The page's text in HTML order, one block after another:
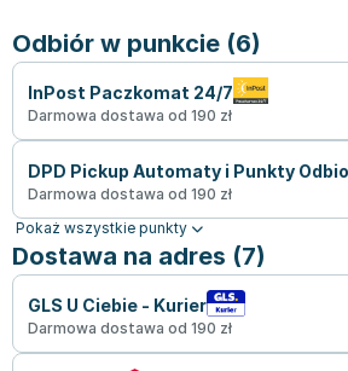
Odbiór w punkcie (6)
InPost Paczkomat 24/7
Darmowa dostawa od 190 zł
DPD Pickup Automaty i Punkty
Darmowa dostawa od 190 zł
Pokaż wszystkie punkty
Dostawa na adres (7)
GLS U Ciebie - Kurier
Darmowa dostawa od 190 zł